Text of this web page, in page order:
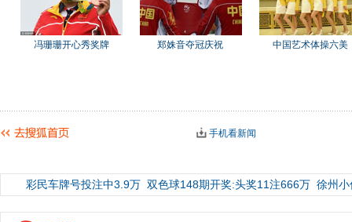
冯珊珊开心秀奖牌 郑姝音夺冠庆祝 中国艺术体操六美
手机看新闻
彩民车牌号投注中3.9万 双色球148期开奖:头奖11注666万 徐州